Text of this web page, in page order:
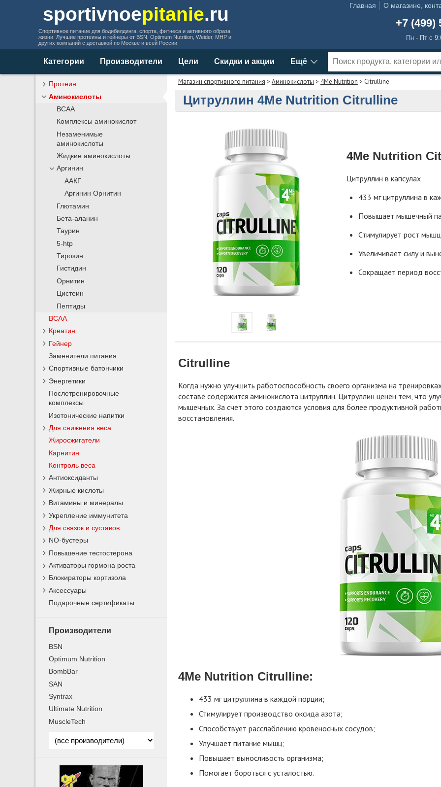
sportivnoepitanie.ru
Спортивное питание для бодибилдинга, спорта, фитнеса и активного образа
жизни. Лучшие протеины и гейнеры от BSN, Optimum Nutrition, Weider, MHP и
других компаний с доставкой по Москве и всей России.
Главная О магазине,
+7 (499)
Пн - Пт с
Категории Производители Цели Скидки и акции Ещё
Магазин спортивного питания > Аминокислоты > 4Me Nutrition > Citrulline
Цитруллин 4Me Nutrition Citrulline
4Me Nutrition
Цитруллин в капсулах
433 мг цитруллина в
Повышает мышечный
Стимулирует рост мышц
Увеличивает силу и
Сокращает период
Citrulline
Когда нужно улучшить работоспособность своего организма на
составе содержится аминокислота цитруллин. Цитруллин ценен тем, что
мышечных. За счет этого создаются условия для более продуктивной
восстановления.
4Me Nutrition Citrulline:
433 мг цитруллина в каждой порции;
Стимулирует производство оксида азота;
Способствует расслаблению кровеносных сосудов;
Улучшает питание мышц;
Повышает выносливость организма;
Помогает бороться с усталостью.
Протеин
Аминокислоты
BCAA
Комплексы аминокислот
Незаменимые
аминокислоты
Жидкие аминокислоты
Аргинин
ААКГ
Аргинин Орнитин
Глютамин
Бета-аланин
Таурин
5-htp
Тирозин
Гистидин
Орнитин
Цистеин
Пептиды
BCAA
Креатин
Гейнер
Заменители питания
Спортивные батончики
Энергетики
Послетренировочные
комплексы
Изотонические напитки
Для снижения веса
Жиросжигатели
Карнитин
Контроль веса
Антиоксиданты
Жирные кислоты
Витамины и минералы
Укрепление иммунитета
Для связок и суставов
NO-бустеры
Повышение тестостерона
Активаторы гормона роста
Блокираторы кортизола
Аксессуары
Подарочные сертификаты
Производители
BSN
Optimum Nutrition
BombBar
SAN
Syntrax
Ultimate Nutrition
MuscleTech